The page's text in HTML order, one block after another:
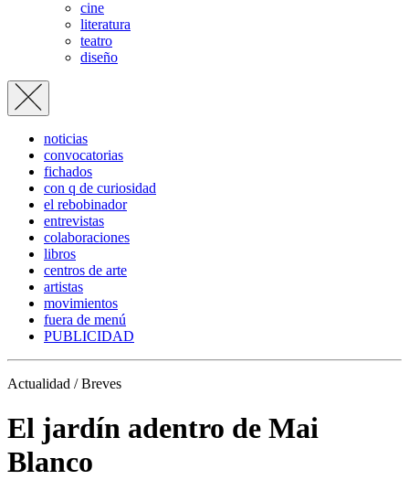
cine
literatura
teatro
diseño
noticias
convocatorias
fichados
con q de curiosidad
el rebobinador
entrevistas
colaboraciones
libros
centros de arte
artistas
movimientos
fuera de menú
PUBLICIDAD
Actualidad / Breves
El jardín adentro de Mai
Blanco